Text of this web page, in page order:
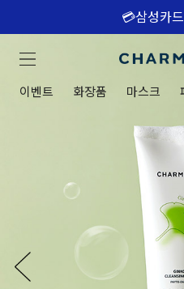
💳삼성카
이벤트 화장품 마스크